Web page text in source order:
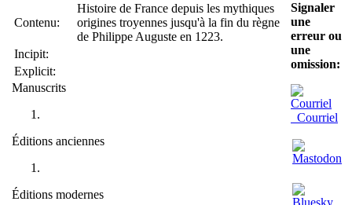
Contenu:
Histoire de France depuis les mythiques
origines troyennes jusqu'à la fin du règne
de Philippe Auguste en 1223.
Incipit:
Explicit:
Manuscrits
Éditions anciennes
Éditions modernes
Signaler
une
erreur ou
une
omission:
Courriel